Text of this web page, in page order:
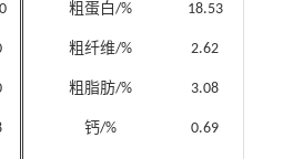
粗蛋白/% 18.53
粗纤维/% 2.62
粗脂肪/% 3.08
钙/% 0.69